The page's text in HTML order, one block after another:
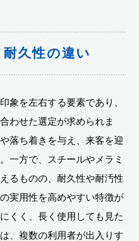
久性の違い
象を左右する要素であり、
わせた選定が求められま
落ち着きを与え、来客を迎
一方で、スチールやメラミ
るものの、耐久性や耐汚性
実用性を高めやすい特徴が
くく、長く使用しても見た
、複数の利用者が出入りす